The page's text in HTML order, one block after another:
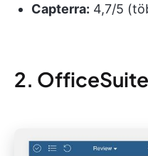
Capterra: 4,7/5
2. OfficeSuite